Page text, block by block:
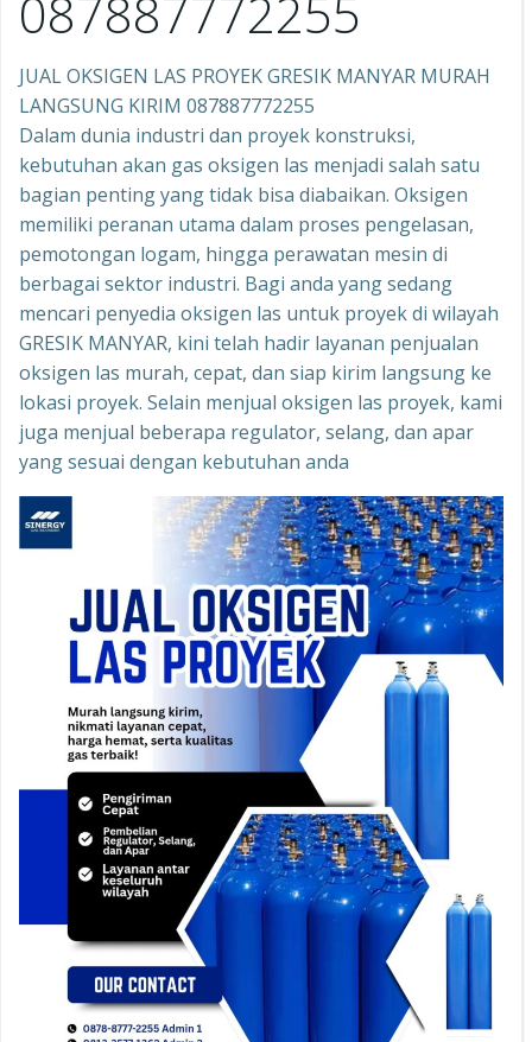
087887772255
JUAL OKSIGEN LAS PROYEK GRESIK MANYAR MURAH
LANGSUNG KIRIM 087887772255
Dalam dunia industri dan proyek konstruksi,
kebutuhan akan gas oksigen las menjadi salah satu
bagian penting yang tidak bisa diabaikan. Oksigen
memiliki peranan utama dalam proses pengelasan,
pemotongan logam, hingga perawatan mesin di
berbagai sektor industri. Bagi anda yang sedang
mencari penyedia oksigen las untuk proyek di wilayah
GRESIK MANYAR, kini telah hadir layanan penjualan
oksigen las murah, cepat, dan siap kirim langsung ke
lokasi proyek. Selain menjual oksigen las proyek, kami
juga menjual beberapa regulator, selang, dan apar
yang sesuai dengan kebutuhan anda